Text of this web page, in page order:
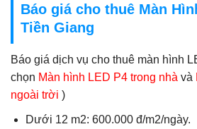
Báo giá cho thuê Màn
Tiền Giang
Báo giá dịch vụ cho thuê màn hình
chọn Màn hình LED P4 trong nhà và
ngoài trời )
Dưới 12 m2: 600.000 đ/m2/ngày.